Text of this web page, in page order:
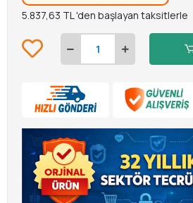
5.837,63 TL 'den başlayan taksitlerle